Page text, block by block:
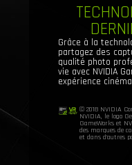
Grâce à la
partagez des
qualité photo
vie avec NVIDIA
expérience
© 2018 NVIDIA
NVIDIA, le logo
GameWorks et
des marques de
et dans d'autres